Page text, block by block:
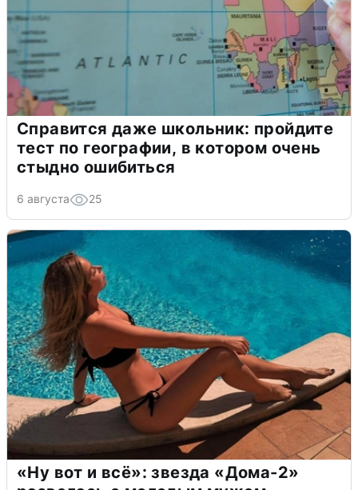
Справится даже школьник: пройдите
тест по географии, в котором очень
стыдно ошибиться
6 августа 25
«Ну вот и всё»: звезда «Дома-2»